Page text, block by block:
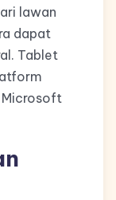
lawan
dapat
Tablet
Microsoft